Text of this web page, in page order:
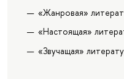
«Жанровая»
«Настоящая»
«Звучащая»